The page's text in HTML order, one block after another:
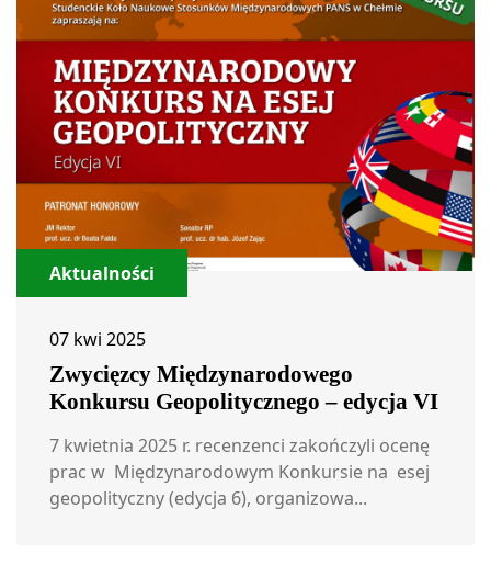
Aktualności
07 kwi 2025
Zwycięzcy Międzynarodowego
Konkursu Geopolitycznego – edycja VI
7 kwietnia 2025 r. recenzenci zakończyli ocenę
prac w Międzynarodowym Konkursie na esej
geopolityczny (edycja 6), organizowa...